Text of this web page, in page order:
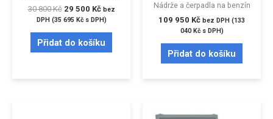
30 800Kč 29 500 Kč bez
DPH (35 695 Kčs DPH)
Přidat do košíku
Nádrže a čerpadla na benzín
109 950 Kč bez DPH (133
040Kčs DPH)
Přidat do košíku